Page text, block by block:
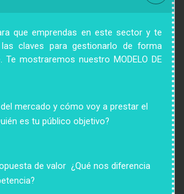
que emprendas en este sector y te
claves para gestionarlo de forma
Te mostraremos nuestro MODELO DE
mercado y cómo voy a prestar el
es tu público objetivo?
de valor ¿Qué nos diferencia